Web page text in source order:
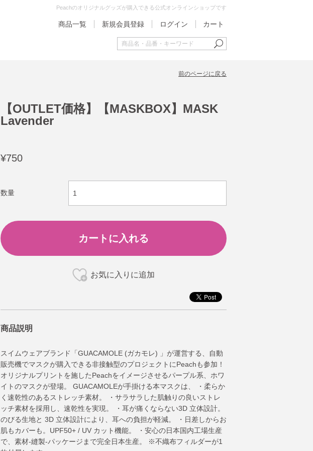
Peachのオリジナルグッズが購入できる公式オンラインショップです
商品一覧 新規会員登録 ログイン カート
前のページに戻る
【OUTLET価格】【MASKBOX】MASK
Lavender
¥750
数量
商品説明
スイムウェアブランド「GUACAMOLE (ガカモレ) 」が運営する、自動
販売機でマスクが購入できる非接触型のプロジェクトにPeachも参加！
オリジナルプリントを施したPeachをイメージさせるパープル系、ホワ
イトのマスクが登場。 GUACAMOLEが手掛ける本マスクは、 ・柔らか
く速乾性のあるストレッチ素材。 ・サラサラした肌触りの良いストレ
ッチ素材を採用し、速乾性を実現。 ・耳が痛くならない3D 立体設計。
のびる生地と 3D 立体設計により、耳への負担が軽減。 ・日差しからお
肌もカバーも。UPF50+ / UV カット機能。 ・安心の日本国内工場生産
で、素材-縫製-パッケージまで完全日本生産。 ※不織布フィルダーが1